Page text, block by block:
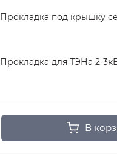
Прокладка под крышку
Прокладка для ТЭНа 2-
В